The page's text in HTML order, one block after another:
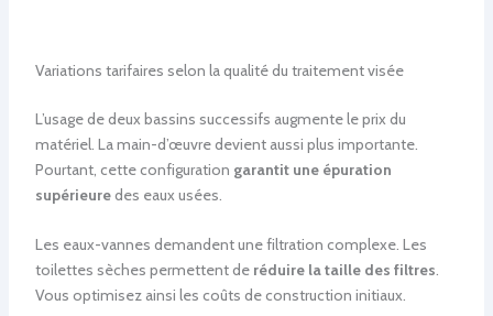
Variations tarifaires selon la qualité du traitement visée
L’usage de deux bassins successifs augmente le prix du
matériel. La main-d’œuvre devient aussi plus importante.
Pourtant, cette configuration garantit une épuration
supérieuredes eaux usées.
Les eaux-vannes demandent une filtration complexe. Les
toilettes sèches permettent de réduire la taille des filtres.
Vous optimisez ainsi les coûts de construction initiaux.